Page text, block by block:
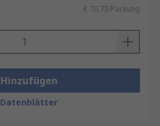
€ 70,73/Packung
Hinzufügen
Datenblätter